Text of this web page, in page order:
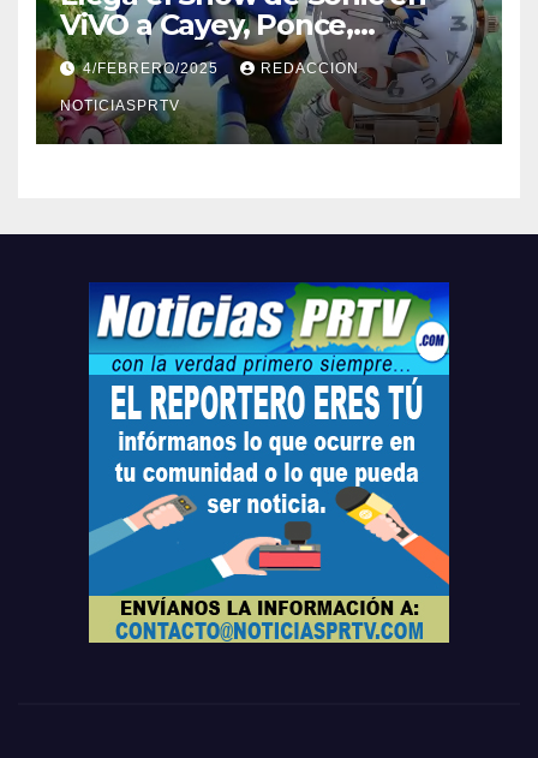
ViVO a Cayey, Ponce,
Barceloneta y Humacao,
Relojes gratis para el que
compre ahora….
4/FEBRERO/2025 REDACCION
NOTICIASPRTV